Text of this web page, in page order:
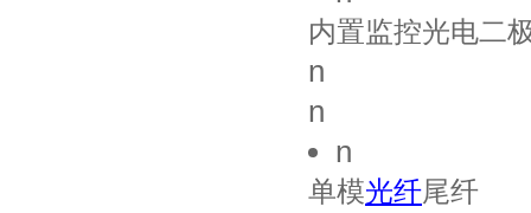
内置监控光电二
n
n
n
单模光纤尾纤